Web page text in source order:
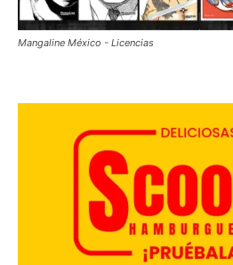
Mangaline México - Licencias